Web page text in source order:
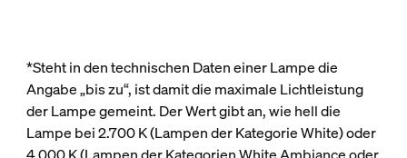
*Steht in den technischen Daten einer Lampe die
Angabe „bis zu“, ist damit die maximale Lichtleistung
der Lampe gemeint. Der Wert gibt an, wie hell die
Lampe bei 2.700 K (Lampen der Kategorie White) oder